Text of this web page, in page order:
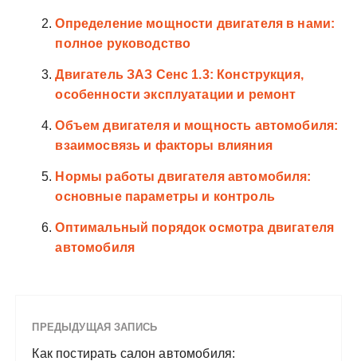
Определение мощности двигателя в нами:
полное руководство
Двигатель ЗАЗ Сенс 1.3: Конструкция,
особенности эксплуатации и ремонт
Объем двигателя и мощность автомобиля:
взаимосвязь и факторы влияния
Нормы работы двигателя автомобиля:
основные параметры и контроль
Оптимальный порядок осмотра двигателя
автомобиля
ПРЕДЫДУЩАЯ ЗАПИСЬ
Как постирать салон автомобиля: